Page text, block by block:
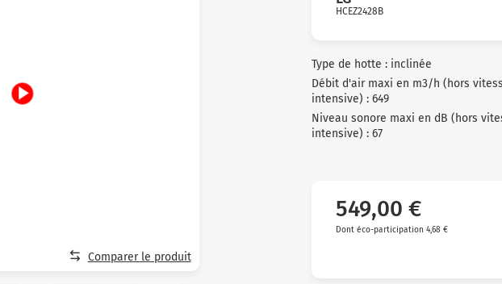
Comparer le produit
HCEZ2428B
Type de hotte : inclinée
Débit d'air maxi en m3/h (hors
intensive) : 649
Niveau sonore maxi en dB (hors
intensive) : 67
549,00 €
Dont éco-participation 4,68 €